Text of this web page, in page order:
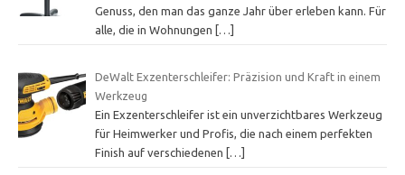
Genuss, den man das ganze Jahr über erleben kann. Für
alle, die in Wohnungen
[…]
DeWalt Exzenterschleifer: Präzision und Kraft in einem
Werkzeug
Ein Exzenterschleifer ist ein unverzichtbares Werkzeug
für Heimwerker und Profis, die nach einem perfekten
Finish auf verschiedenen […]